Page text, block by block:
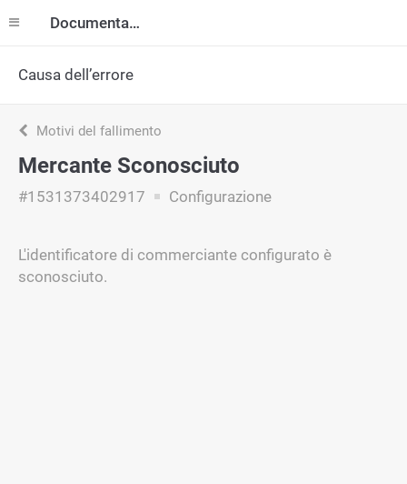
Documentazione
Causa dell’errore
Motivi del fallimento
Mercante Sconosciuto
#1531373402917 Configurazione
L'identificatore di commerciante configurato è
sconosciuto.